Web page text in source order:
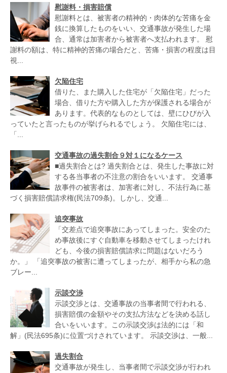
慰謝料・損害賠償
慰謝料とは、被害者の精神的・肉体的な苦痛を金
銭に換算したものをいい、交通事故が発生した場
合、通常は加害者から被害者へ支払われます。 慰
謝料の額は、特に精神的苦痛の場合だと、苦痛・損害の程度は目
視...
欠陥住宅
借りた、また購入した住宅が「欠陥住宅」だった
場合、借りた方や購入した方が保護される場合が
あります。代表的なものとしては、壁にひびが入
っていたと言ったものが挙げられるでしょう。 欠陥住宅には、
「...
交通事故の過失割合９対１になるケース
■過失割合とは? 過失割合とは、発生した事故に対
する各当事者の不注意の割合をいいます。 交通事
故事件の被害者は、加害者に対し、不法行為に基
づく損害賠償請求権(民法709条)。しかし、交通...
追突事故
「交差点で追突事故にあってしまった。安全のた
め事故後にすぐ自動車を移動させてしまったけれ
ども、今後の損害賠償請求に問題はないだろう
か。」 「追突事故の被害に遭ってしまったが、相手から私の急
ブレー...
示談交渉
示談交渉とは、交通事故の当事者間で行われる、
損害賠償の金額やその支払方法などを決める話し
合いをいいます。この示談交渉は法的には「和
解」(民法695条)に位置づけされています。 示談交渉は、一般...
過失割合
交通事故が発生し、当事者間で示談交渉が行われ